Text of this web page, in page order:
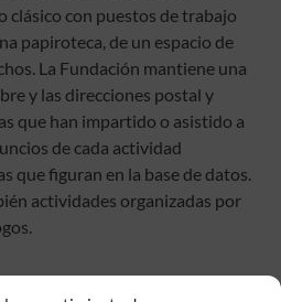
clásico con puestos de trabajo
papiroteca, de un espacio de
La Fundación mantiene una
y las direcciones postal y
que han impartido o asistido a
de cada actividad
que figuran en la base de datos.
actividades organizadas por